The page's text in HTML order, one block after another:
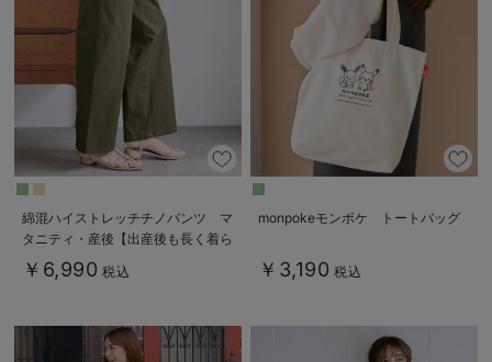
綿混ハイストレッチチノパンツ マ
タニティ・産後【出産後も長く着ら
れる】
￥6,990 税込
monpokeモンポケ トートバッグ
￥3,190 税込